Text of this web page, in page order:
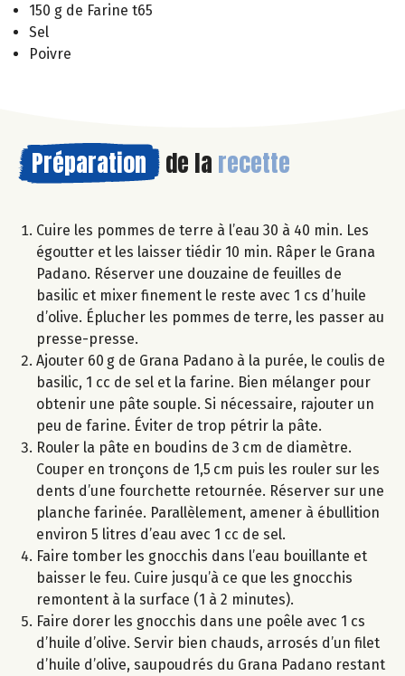
150 g de Farine t65
Sel
Poivre
Préparation de la recette
Cuire les pommes de terre à l’eau 30 à 40 min. Les
égoutter et les laisser tiédir 10 min. Râper le Grana
Padano. Réserver une douzaine de feuilles de
basilic et mixer finement le reste avec 1 cs d’huile
d’olive. Éplucher les pommes de terre, les passer au
presse-presse.
Ajouter 60 g de Grana Padano à la purée, le coulis de
basilic, 1 cc de sel et la farine. Bien mélanger pour
obtenir une pâte souple. Si nécessaire, rajouter un
peu de farine. Éviter de trop pétrir la pâte.
Rouler la pâte en boudins de 3 cm de diamètre.
Couper en tronçons de 1,5 cm puis les rouler sur les
dents d’une fourchette retournée. Réserver sur une
planche farinée. Parallèlement, amener à ébullition
environ 5 litres d’eau avec 1 cc de sel.
Faire tomber les gnocchis dans l’eau bouillante et
baisser le feu. Cuire jusqu’à ce que les gnocchis
remontent à la surface (1 à 2 minutes).
Faire dorer les gnocchis dans une poêle avec 1 cs
d’huile d’olive. Servir bien chauds, arrosés d’un filet
d’huile d’olive, saupoudrés du Grana Padano restant